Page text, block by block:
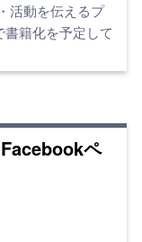
活動を伝えるプ
書籍化を予定して
ペ